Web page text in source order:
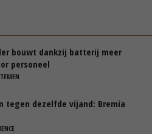
bouwt dankzij batterij meer
personeel
tegen dezelfde vijand: Bremia